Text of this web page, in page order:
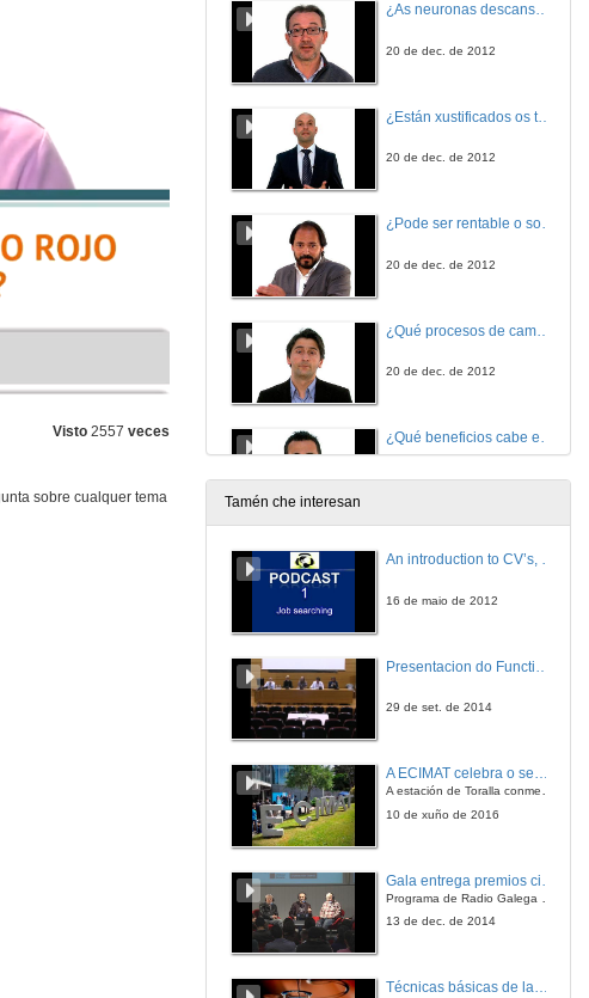
Visto 2557 veces
sobre cualquer tema
¿As neuronas descansan?
20 de dec. de 2012
20 de dec. de 2012
¿Pode ser rentable o software libre?
20 de dec. de 2012
20 de dec. de 2012
¿Qué beneficios cabe esperar das nanotecnoloxías para consumidores e sociedade?
20 de dec. de 2012
20 de dec. de 2012
20 de dec. de 2012
Tamén che interesan
An introduction to CV’s, letters, and job searching
16 de maio de 2012
29 de set. de 2014
A ECIMAT celebra o seu décimo aniversario
A estación de Toralla conmemora a efeméride asinando un convenio coa Universidad del País Vasco
10 de xuño de 2016
Programa de Radio Galega "Efervescencia"
13 de dec. de 2014
Técnicas básicas de laboratorio aplicadas á bioloxía